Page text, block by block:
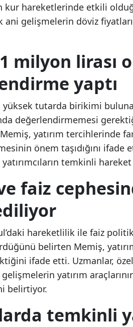
kur hareketlerinde etkili
ani gelişmelerin döviz
milyon lirası
yaptı
tutarda birikimi
değerlendirmemesi
yatırım tercihlerinde
önem taşıdığını
temkinli
faiz
hareketlilik ile faiz
belirten Memiş,
ifade etti. Uzmanlar,
yatırım
belirtiyor.
temkinli